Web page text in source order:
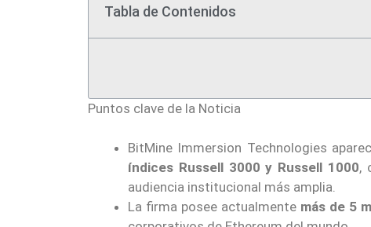
Tabla de Contenidos
Puntos clave de la Noticia
BitMine Immersion Technologies
índices Russell 3000 y Russell 1000,
audiencia institucional más amplia.
La firma posee actualmente más de 5